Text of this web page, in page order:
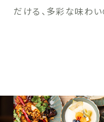
だける、多彩な味わ